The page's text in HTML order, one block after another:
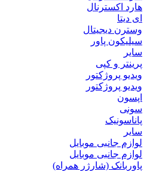
هارد اکسترنال
ای دیتا
وسترن دیجیتال
سیلیکون پاور
سایر
پرینتر و کپی
ویدیو پروژکتور
ویدیو پروژکتور
اپسون
سونی
پاناسونیک
سایر
لوازم جانبی موبایل
لوازم جانبی موبایل
پاوربانک (شارژر همراه)